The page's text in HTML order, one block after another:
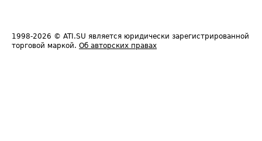
1998-2026 © ATI.SU является юридически зарегистрированной
торговой маркой. Об авторских правах